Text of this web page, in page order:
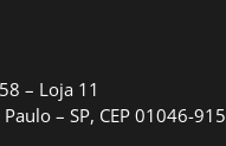
– Loja 11
– SP, CEP 01046-915